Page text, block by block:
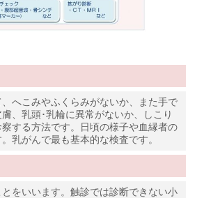
へこみやふくらみがないか、また手で
、乳頭･乳輪に異常がないか、しこり
する方法です。日頃の様子や血縁者の
乳がんで最も基本的な検査です。
をいいます。触診では診断できない小